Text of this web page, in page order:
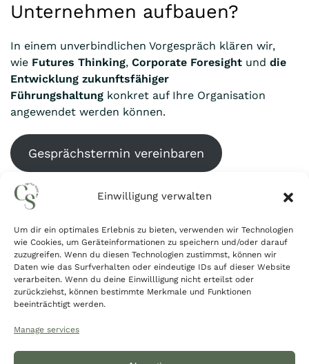
Einwilligung verwalten
Um dir ein optimales Erlebnis zu bieten, verwenden wir Technologien
wie Cookies, um Geräteinformationen zu speichern und/oder darauf
zuzugreifen. Wenn du diesen Technologien zustimmst, können wir
Daten wie das Surfverhalten oder eindeutige IDs auf dieser Website
verarbeiten. Wenn du deine Einwillligung nicht erteilst oder
zurückziehst, können bestimmte Merkmale und Funktionen
beeinträchtigt werden.
Manage services
Unternehmen aufbauen?
In einem unverbindlichen Vorgespräch klären wir,
wie Futures Thinking, Corporate Foresight und die
Entwicklung zukunftsfähiger
Führungshaltung konkret auf Ihre Organisation
angewendet werden können.
Gesprächstermin vereinbaren
E-Mail schreiben